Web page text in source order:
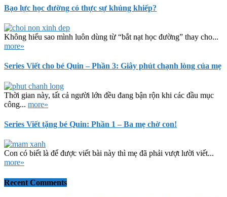
Bạo lực học đường có thực sự khủng khiếp?
Không hiểu sao mình luôn dùng từ “bắt nạt học đường” thay cho...
more»
Series Viết cho bé Quin – Phần 3: Giây phút chạnh lòng của mẹ
Thời gian này, tất cả người lớn đều đang bận rộn khi các đầu mục
công... more»
Series Viết tặng bé Quin: Phần 1 – Ba mẹ chờ con!
Con có biết là để được viết bài này thì mẹ đã phải vượt lười viết...
more»
Recent Comments